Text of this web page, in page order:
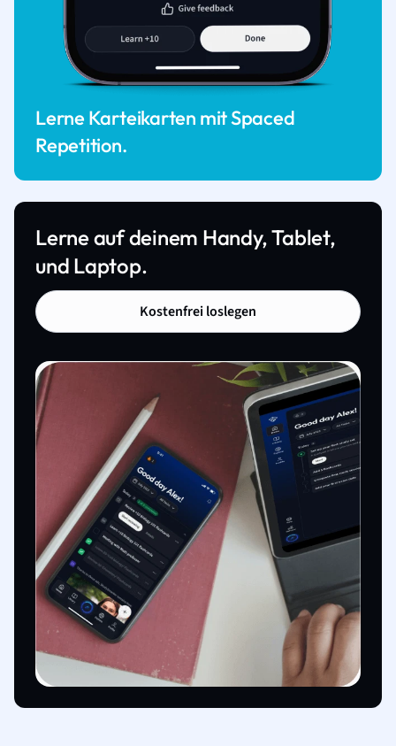
Lerne Karteikarten mit Spaced
Repetition.
Lerne auf deinem Handy, Tablet,
und Laptop.
Kostenfrei loslegen